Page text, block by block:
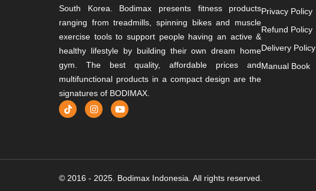
South Korea. Bodimax presents fitness products
ranging from treadmills, spinning bikes and muscle
exercise tools to support people having an active &
healthy lifestyle by building their own dream home
gym. The best quality, affordable prices and
multifunctional products in a compact design are the
signatures of BODIMAX.
Privacy Policy
Refund Policy
Delivery Policy
Manual Book
© 2016 - 2025. Bodimax Indonesia. All rights reserved.